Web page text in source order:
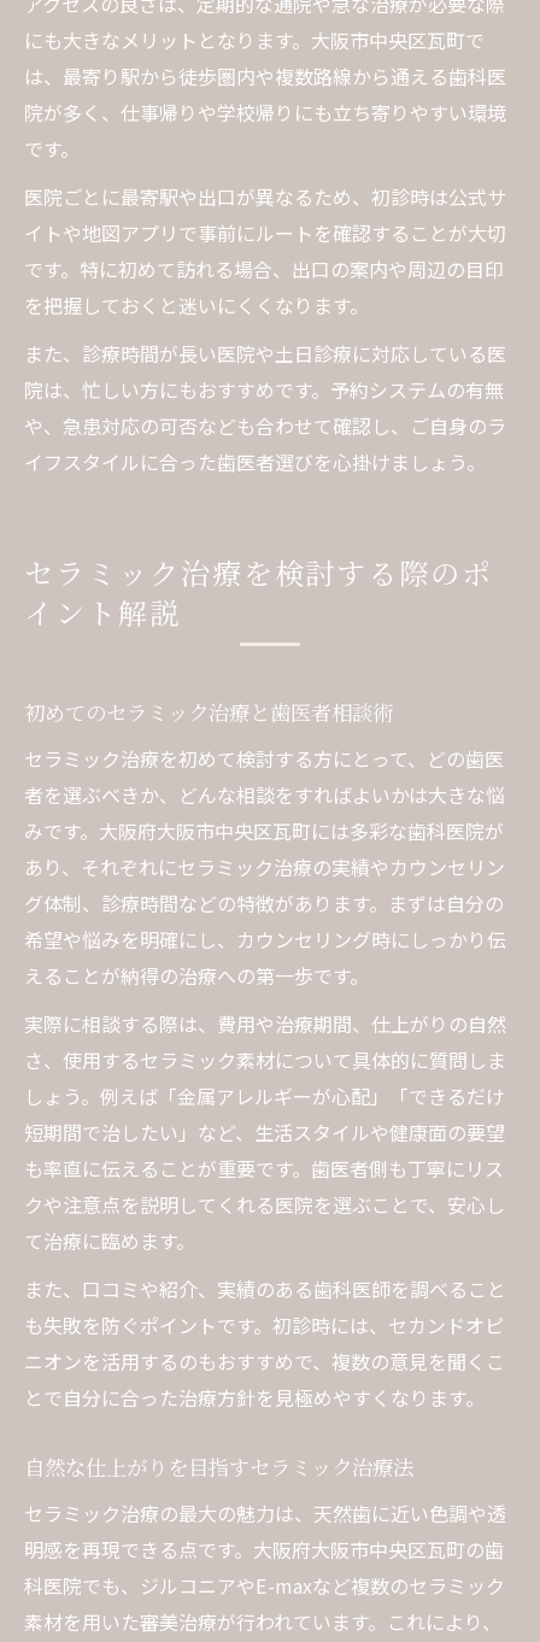
にも大きなメリットとなります。大阪市中央区瓦町で
は、最寄り駅から徒歩圏内や複数路線から通える歯科医
院が多く、仕事帰りや学校帰りにも立ち寄りやすい環境
です。
医院ごとに最寄駅や出口が異なるため、初診時は公式サ
イトや地図アプリで事前にルートを確認することが大切
です。特に初めて訪れる場合、出口の案内や周辺の目印
を把握しておくと迷いにくくなります。
また、診療時間が長い医院や土日診療に対応している医
院は、忙しい方にもおすすめです。予約システムの有無
や、急患対応の可否なども合わせて確認し、ご自身のラ
イフスタイルに合った歯医者選びを心掛けましょう。
セラミック治療を検討する際のポ
イント解説
初めてのセラミック治療と歯医者相談術
セラミック治療を初めて検討する方にとって、どの歯医
者を選ぶべきか、どんな相談をすればよいかは大きな悩
みです。大阪府大阪市中央区瓦町には多彩な歯科医院が
あり、それぞれにセラミック治療の実績やカウンセリン
グ体制、診療時間などの特徴があります。まずは自分の
希望や悩みを明確にし、カウンセリング時にしっかり伝
えることが納得の治療への第一歩です。
実際に相談する際は、費用や治療期間、仕上がりの自然
さ、使用するセラミック素材について具体的に質問しま
しょう。例えば「金属アレルギーが心配」「できるだけ
短期間で治したい」など、生活スタイルや健康面の要望
も率直に伝えることが重要です。歯医者側も丁寧にリス
クや注意点を説明してくれる医院を選ぶことで、安心し
て治療に臨めます。
また、口コミや紹介、実績のある歯科医師を調べること
も失敗を防ぐポイントです。初診時には、セカンドオピ
ニオンを活用するのもおすすめで、複数の意見を聞くこ
とで自分に合った治療方針を見極めやすくなります。
自然な仕上がりを目指すセラミック治療法
セラミック治療の最大の魅力は、天然歯に近い色調や透
明感を再現できる点です。大阪府大阪市中央区瓦町の歯
科医院でも、ジルコニアやE-maxなど複数のセラミック
素材を用いた審美治療が行われています。これにより、